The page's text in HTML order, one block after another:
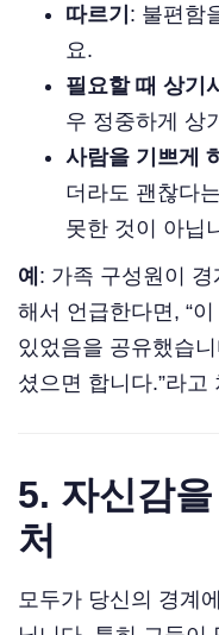
따르기 : 불편함
요.
필요할 때 상기
우 정중하게 상
사람을 기쁘게
더라도 괜찮다
못한 것이 아닙
예 : 가족 구성원이
해서 언급한다면, “
있었음을 공유했습
셨으면 합니다.”라
5. 자신감
처
모두가 당신의 경계